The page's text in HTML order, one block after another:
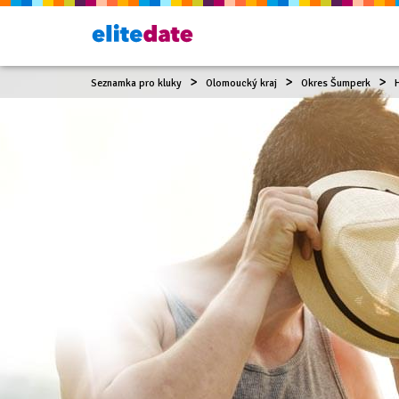
Seznamka pro kluky Olomoucký kraj Okres Šumperk